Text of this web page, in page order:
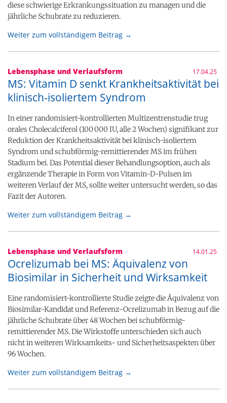
diese schwierige Erkrankungssituation zu managen und die
jährliche Schubrate zu reduzieren.
Weiter zum vollständigem Beitrag →
Lebensphase und Verlaufsform 17.04.25
MS: Vitamin D senkt Krankheitsaktivität bei
klinisch-isoliertem Syndrom
In einer randomisiert-kontrollierten Multizentrenstudie trug
orales Cholecalciferol (100 000 IU, alle 2 Wochen) signifikant zur
Reduktion der Krankheitsaktivität bei klinisch-isoliertem
Syndrom und schubförmig-remittierender MS im frühen
Stadium bei. Das Potential dieser Behandlungsoption, auch als
ergänzende Therapie in Form von Vitamin-D-Pulsen im
weiteren Verlauf der MS, sollte weiter untersucht werden, so das
Fazit der Autoren.
Weiter zum vollständigem Beitrag →
Lebensphase und Verlaufsform 14.01.25
Ocrelizumab bei MS: Äquivalenz von
Biosimilar in Sicherheit und Wirksamkeit
Eine randomisiert-kontrollierte Studie zeigte die Äquivalenz von
Biosimilar-Kandidat und Referenz-Ocrelizumab in Bezug auf die
jährliche Schubrate über 48 Wochen bei schubförmig-
remittierender MS. Die Wirkstoffe unterschieden sich auch
nicht in weiteren Wirksamkeits- und Sicherheitsaspekten über
96 Wochen.
Weiter zum vollständigem Beitrag →